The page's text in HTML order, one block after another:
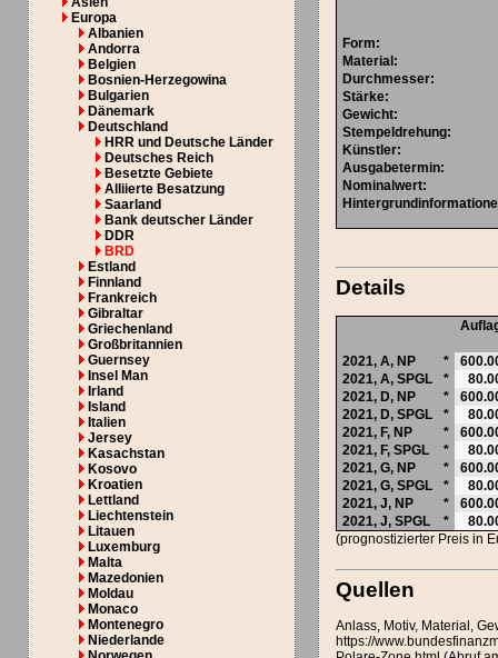
Europa
Albanien
Andorra
Belgien
Bosnien-Herzegowina
Bulgarien
Dänemark
Deutschland
HRR und Deutsche Länder
Deutsches Reich
Besetzte Gebiete
Alliierte Besatzung
Saarland
Bank deutscher Länder
DDR
BRD
Estland
Finnland
Frankreich
Gibraltar
Griechenland
Großbritannien
Guernsey
Insel Man
Irland
Island
Italien
Jersey
Kasachstan
Kosovo
Kroatien
Lettland
Liechtenstein
Litauen
Luxemburg
Malta
Mazedonien
Moldau
Monaco
Montenegro
Niederlande
Form:
Material :
Durchmesser:
Stärke:
Gewicht:
Stempeldrehung:
Künstler:
Ausgabetermin:
Nominalwert:
Details
2021,A, NP *
2021,A,SPGL *
2021, D, NP *
2021, D,SPGL *
2021, F, NP *
2021, F,SPGL *
2021,G, NP *
2021,G,SPGL *
2021,J, NP *
2021,J,SPGL *
(prognostizierter Preis in
Quellen
Anlass, Motiv, Material,
https://